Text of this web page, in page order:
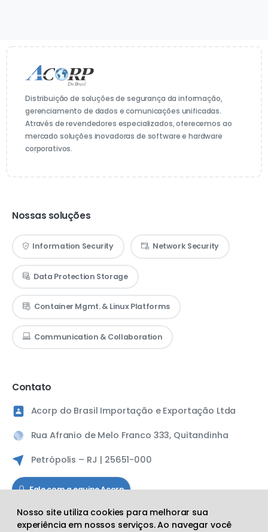
Nosso site utiliza cookies para melhorar sua
experiência em nossos serviços. Ao navegar você
Distribuição de soluções de segurança da informação,
gerenciamento de dados e comunicações unificadas.
Através de revendedores especializados, oferecemos ao
mercado soluções inovadoras de software e hardware
corporativos.
Nossas soluções
Information Security Network Security
Data Protection Storage
Container Mgmt. & Linux Platforms
Communication & Collaboration
Contato
Acorp do Brasil Importação e Exportação Ltda
Rua Afranio de Melo Franco 333, Quitandinha
Petrópolis – RJ | 25651-000
Fale com a equipe Acorp
Siga a Acorp